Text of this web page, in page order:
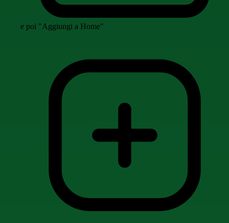
e poi "Aggiungi a Home"